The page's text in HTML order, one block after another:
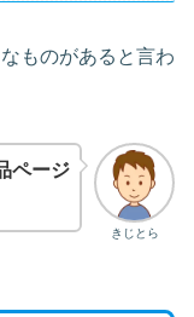
ものがあると言わ
きじとら
ページ